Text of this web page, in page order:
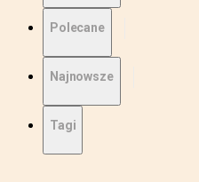
Polecane
Najnowsze
Tagi